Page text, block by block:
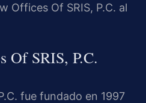
Offices Of SRIS, P.C. al
Of SRIS, P.C.
fue fundado en 1997